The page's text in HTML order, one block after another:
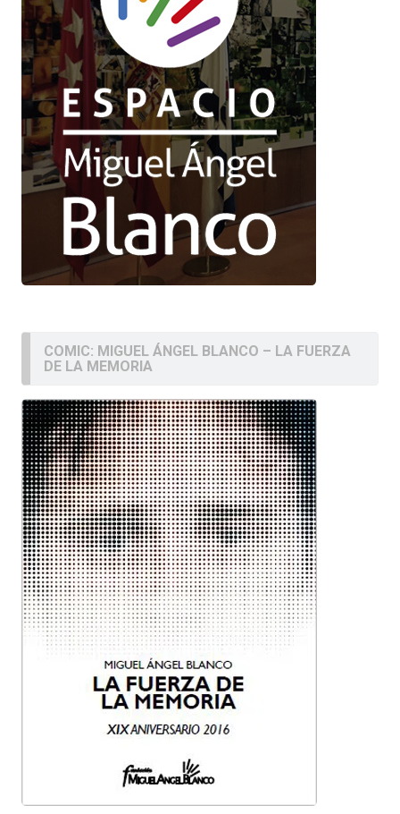
COMIC: MIGUEL ÁNGEL BLANCO – LA FUERZA
DE LA MEMORIA